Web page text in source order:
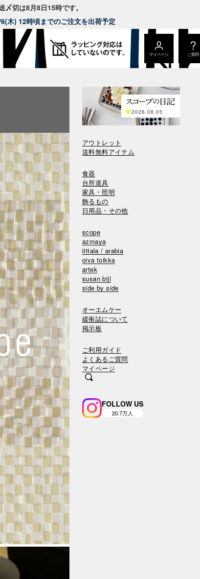
切は8月8日15時です。
木) 12時頃までのご注文を出荷予定
マイページ ご質問
2026.08.05
アウトレット
送料無料アイテム
食器
台所道具
家具・照明
飾るもの
日用品・その他
scope
azmaya
iittala / arabia
oiva toikka
artek
susan bijl
side by side
オーエムケー
緩衝誌について
掲示板
ご利用ガイド
よくあるご質問
マイページ
FOLLOW US